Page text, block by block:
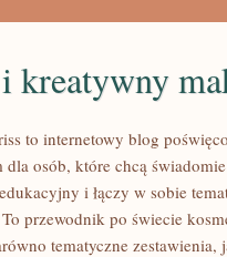
kreatywny
to internetowy blog
dla osób, które chcą
i łączy w sobie
przewodnik po świecie
tematyczne zestawienia,